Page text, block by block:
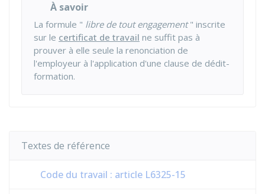
À savoir
La formule " libre de tout engagement" inscrite
sur le certificat de travail ne suffit pas à
prouver à elle seule la renonciation de
l'employeur à l'application d'une clause de dédit-
formation.
Textes de référence
Code du travail : article L6325-15